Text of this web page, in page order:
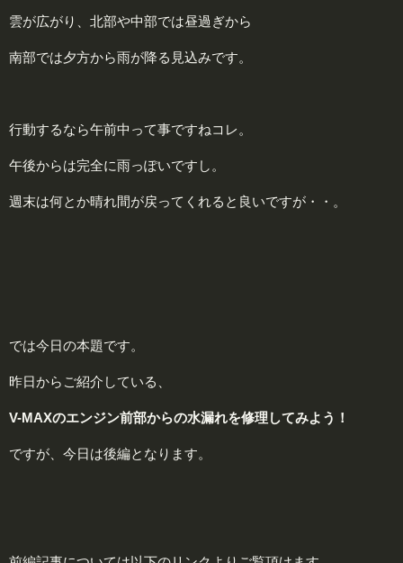
雲が広がり、北部や中部では昼過ぎから
南部では夕方から雨が降る見込みです。
行動するなら午前中って事ですねコレ。
午後からは完全に雨っぽいですし。
週末は何とか晴れ間が戻ってくれると良いですが・・。
では今日の本題です。
昨日からご紹介している、
V-MAXのエンジン前部からの水漏れを修理してみよう！
ですが、今日は後編となります。